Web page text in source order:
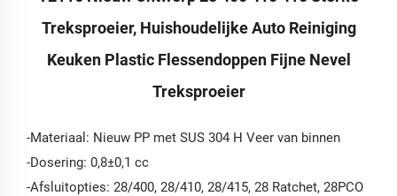
Treksproeier, Huishoudelijke Auto Reiniging
Keuken Plastic Flessendoppen Fijne Nevel
Treksproeier
-Materiaal: Nieuw PP met SUS 304 H Veer van binnen
-Dosering: 0,8±0,1 cc
-Afsluitopties: 28/400, 28/410, 28/415, 28 Ratchet, 28PCO